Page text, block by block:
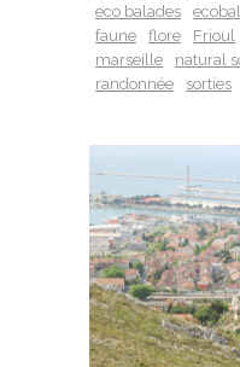
eco balades
faune
flore Frioul
marseille
natural
randonnée
sorties